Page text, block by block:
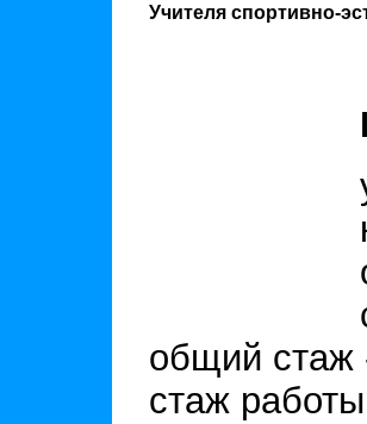
Учителя спортивно-
общий стаж
стаж